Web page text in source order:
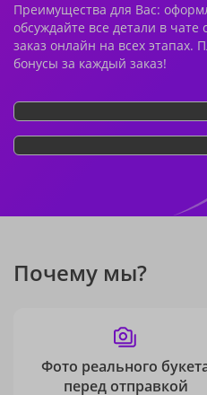
Преимущества для Вас:
обсуждайте все детали в
заказ онлайн на всех
бонусы за каждый заказ!
Почему мы?
Фото реального
перед отправкой